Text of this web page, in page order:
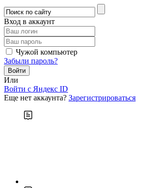
Вход в аккаунт
Чужой компьютер
Забыли пароль?
Или
Войти c Яндекс ID
Еще нет аккаунта? Зарегистрироваться